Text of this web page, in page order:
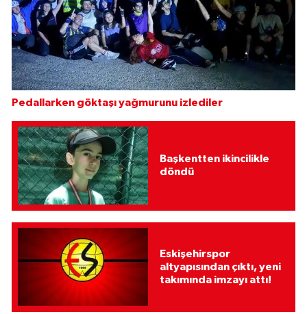
Pedallarken göktaşı yağmurunu izlediler
Başkentten ikincilikle
döndü
Eskişehirspor
altyapısından çıktı, yeni
takımında imzayı attı!